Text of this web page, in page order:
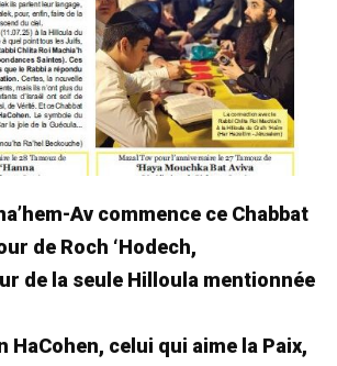
Av commence ce Chabbat
de Roch ‘Hodech,
de la seule Hilloula mentionnée
HaCohen, celui qui aime la Paix,